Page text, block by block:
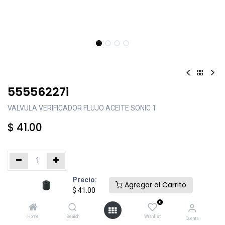
Precio:
$ 41.00
Agregar al Carrito
Home Search
0
Wishlist Cuenta
55556227i
VALVULA VERIFICADOR FLUJO ACEITE SONIC 1
$ 41.00
Añadir al carrito Comprar ahora
Agregar a la lista de deseos